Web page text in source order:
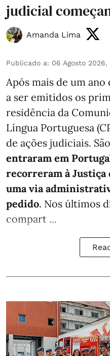
judicial
Amanda Lima
Publicado a: 06 Agosto 2026,
Após mais de um
a ser emitidos os
residência da
Língua Portuguesa
de ações judiciais. São
entraram em
recorreram à Justiça
uma via
pedido. Nos últimos
compart ...